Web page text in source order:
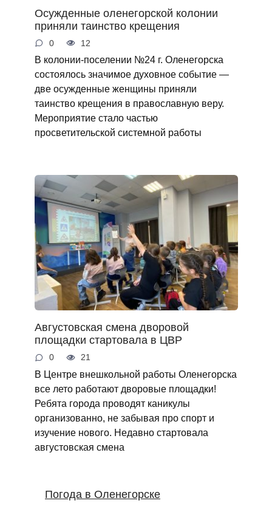
Осужденные оленегорской колонии
приняли таинство крещения
0 12
В колонии-поселении №24 г. Оленегорска
состоялось значимое духовное событие —
две осужденные женщины приняли
таинство крещения в православную веру.
Мероприятие стало частью
просветительской системной работы
Августовская смена дворовой
площадки стартовала в ЦВР
0 21
В Центре внешкольной работы Оленегорска
все лето работают дворовые площадки!
Ребята города проводят каникулы
организованно, не забывая про спорт и
изучение нового. Недавно стартовала
августовская смена
Погода в Оленегорске